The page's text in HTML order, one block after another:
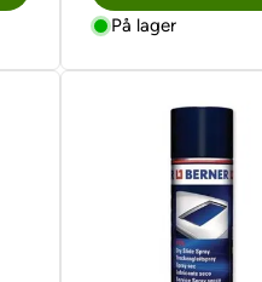
På lager